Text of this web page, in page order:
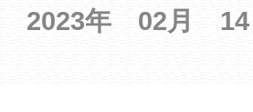
2023年 02月